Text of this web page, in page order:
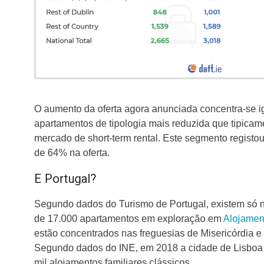
O aumento da oferta agora anunciada concentra-se
apartamentos de tipologia mais reduzida que
mercado de short-term rental. Este segmento
de 64% na oferta.
E Portugal?
Segundo dados do Turismo de Portugal, existem só
de 17.000 apartamentos em exploração em
estão concentrados nas freguesias de Misericórdia e
Segundo dados do INE, em 2018 a cidade de